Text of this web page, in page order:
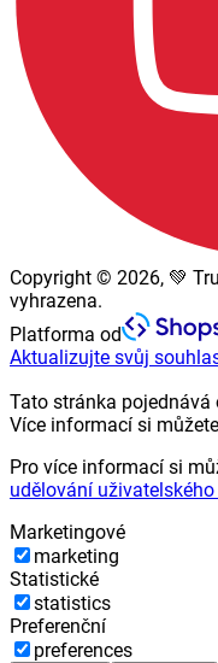
Copyright © 2026, 💚
vyhrazena.
Platforma od
Aktualizujte svůj
Tato stránka
Více informací si
Pro více informací si
udělování
Marketingové
marketing
Statistické
statistics
Preferenční
preferences